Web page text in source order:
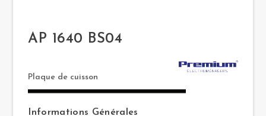
AP 1640 BS04
Plaque de cuisson
Informations Générales